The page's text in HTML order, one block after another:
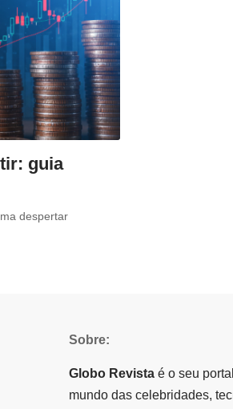
guia
despertar
Sobre:
Globo Revistaé o seu
mundo das celebridades,